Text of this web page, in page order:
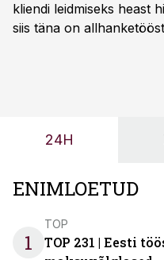
kliendi leidmiseks heast
siis täna on
24H
ENIMLOETUD
1
TOP
TOP 231 | Eesti